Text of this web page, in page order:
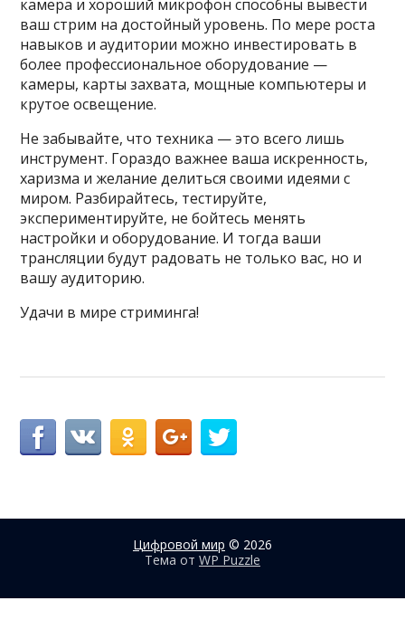
камера и хороший микрофон способны вывести
ваш стрим на достойный уровень. По мере роста
навыков и аудитории можно инвестировать в
более профессиональное оборудование —
камеры, карты захвата, мощные компьютеры и
крутое освещение.
Не забывайте, что техника — это всего лишь
инструмент. Гораздо важнее ваша искренность,
харизма и желание делиться своими идеями с
миром. Разбирайтесь, тестируйте,
экспериментируйте, не бойтесь менять
настройки и оборудование. И тогда ваши
трансляции будут радовать не только вас, но и
вашу аудиторию.
Удачи в мире стриминга!
Цифровой мир © 2026
Тема от WP Puzzle